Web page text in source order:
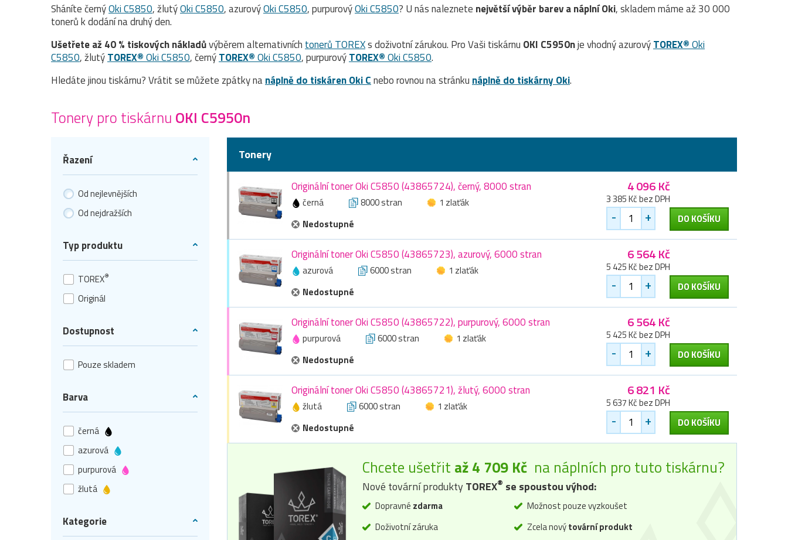
Sháníte černýOki C5850, žlutýOki C5850, azurovýOki C5850, purpurovýOki C5850? U nás naleznete největší výběr barev a náplní Oki, skladem máme až 30 000
tonerů k dodání na druhý den.
Ušetřete až 40 % tiskových nákladůvýběrem alternativních tonerů TOREXs doživotní zárukou. Pro Vaši tiskárnu OKI C5950nje vhodný azurovýTOREX®Oki
C5850, žlutýTOREX®Oki C5850, černýTOREX®Oki C5850, purpurovýTOREX®Oki C5850.
Hledáte jinou tiskárnu? Vrátit se můžete zpátky nanáplně do tiskáren Oki Cnebo rovnou na stránku náplně do tiskárny Oki.
Tonery pro tiskárnu OKI C5950n
Řazení
Od nejlevnějších
Od nejdražších
Typ produktu
TOREX®
Originál
Dostupnost
Pouze skladem
Barva
černá
azurová
purpurová
žlutá
Kategorie
Tonery
Originální toner Oki C5850 (43865724), černý, 8000 stran
černá 8000 stran
1 zlaťák
Nedostupné
4 096 Kč
3 385 Kč bez DPH
- + DO KOŠÍKU
Originální toner Oki C5850 (43865723), azurový, 6000 stran
azurová 6000 stran
1 zlaťák
Nedostupné
6 564 Kč
5 425 Kč bez DPH
- + DO KOŠÍKU
Originální toner Oki C5850 (43865722), purpurový, 6000 stran
purpurová 6000 stran
1 zlaťák
Nedostupné
6 564 Kč
5 425 Kč bez DPH
- + DO KOŠÍKU
Originální toner Oki C5850 (43865721), žlutý, 6000 stran
žlutá 6000 stran
1 zlaťák
Nedostupné
6 821 Kč
5 637 Kč bez DPH
- + DO KOŠÍKU
Chcete ušetřit až 4 709 Kč na náplních pro tuto tiskárnu?
Nové tovární produktyTOREX® se spoustou výhod:
Dopravné zdarma
Doživotní záruka
Možnost pouze vyzkoušet
Zcela novýtovární produkt